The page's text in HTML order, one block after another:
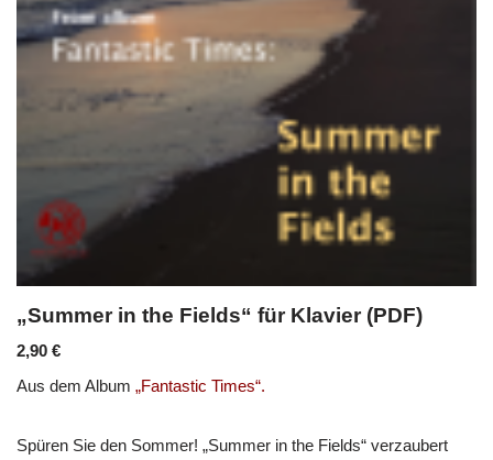
„Summer in the Fields“ für Klavier (PDF)
2,90 €
Aus dem Album „Fantastic Times“.
Spüren Sie den Sommer! „Summer in the Fields“ verzaubert